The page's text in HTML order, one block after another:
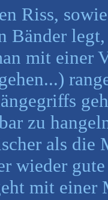
Riss,
Bänder
mit einer
zu
als die
wieder
mit einer